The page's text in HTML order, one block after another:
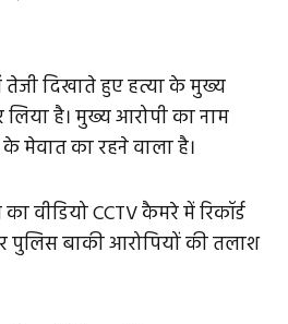
दिखाते हुए हत्या के मुख्य
है। मुख्य आरोपी का नाम
मेवात का रहने वाला है।
वीडियो CCTV कैमरे में रिकॉर्ड
पुलिस बाकी आरोपियों की तलाश